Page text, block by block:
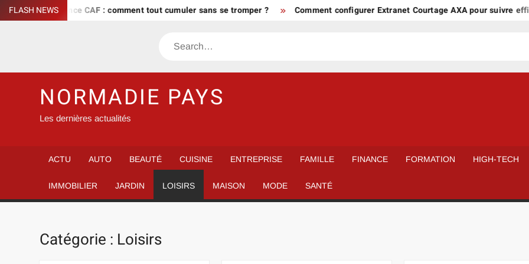
Skip
to
FLASH NEWS
naissance CAF : comment tout cumuler sans se tromper ? Comment configurer Extranet Courtage AXA pour suivre
Search
NORMADIE PAYS
Les dernières actualités
ACTU AUTO BEAUTÉ CUISINE ENTREPRISE FAMILLE FINANCE FORMATION HIGH-TECH
IMMOBILIER JARDIN LOISIRS MAISON MODE SANTÉ
Catégorie : Loisirs